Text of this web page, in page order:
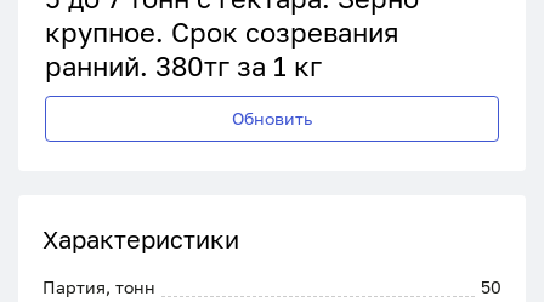
крупное. Срок созревания
ранний. 380тг за 1 кг
Обновить
Характеристики
Партия, тонн 50